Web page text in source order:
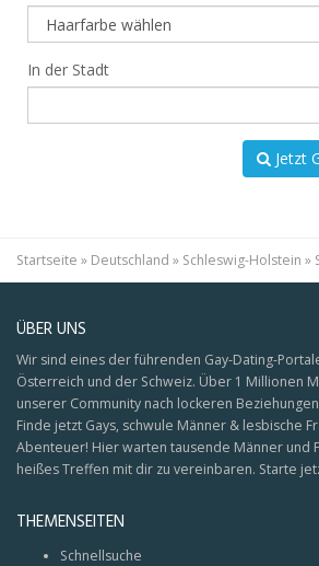
In der Stadt
Jetzt
Startseite » Deutschland » Schleswig-Holstein »
ÜBER UNS
Wir sind eines der führenden Gay-Dating-
Österreich und der Schweiz. Über 1 Millionen
unserer Community nach lockeren
Finde jetzt Gays, schwule Männer & lesbische
Abenteuer! Hier warten tausende Männer und
heißes Treffen mit dir zu vereinbaren. Starte
THEMENSEITEN
Schnellsuche